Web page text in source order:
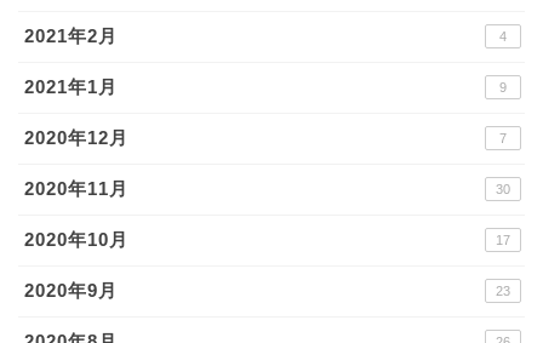
2021年2月 4
2021年1月 9
2020年12月 7
2020年11月 30
2020年10月 17
2020年9月 23